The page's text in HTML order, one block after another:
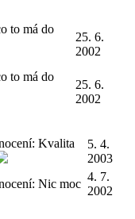
25. 6.
2002
25. 6.
2002
5. 4.
2003
4. 7.
2002